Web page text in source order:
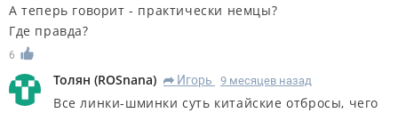
А теперь говорит - практически немцы?
Где правда?
6
Толян (ROSnana) R Игорь 9 месяцев назад
Все линки-шминки суть китайские отбросы, чего